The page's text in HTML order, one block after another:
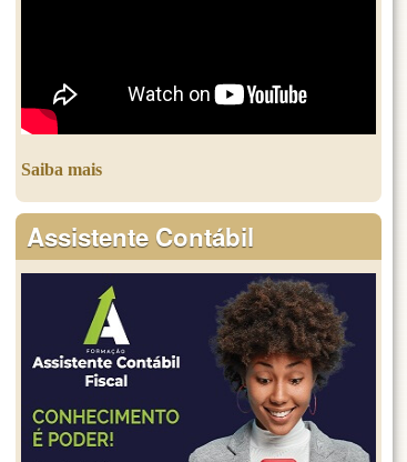
Saiba mais
Assistente Contábil